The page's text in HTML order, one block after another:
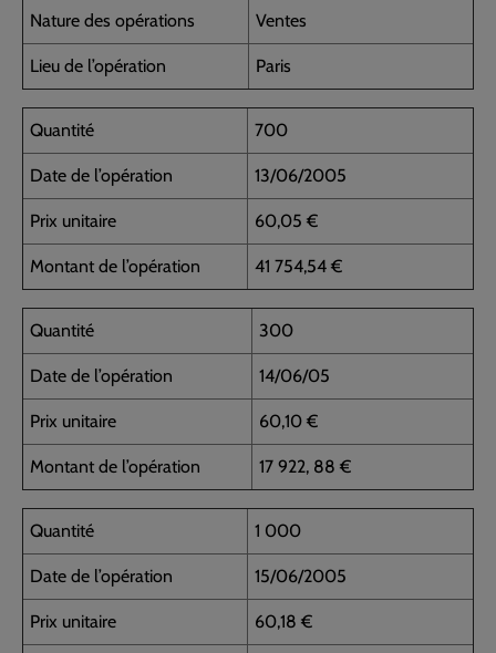
Nature des opérations Ventes
Lieu de l’opération Paris
Quantité 700
Date de l’opération 13/06/2005
Prix unitaire 60,05 €
Montant de l’opération 41 754,54 €
Quantité 300
Date de l’opération 14/06/05
Prix unitaire 60,10 €
Montant de l’opération 17 922, 88 €
Quantité 1 000
Date de l’opération 15/06/2005
Prix unitaire 60,18 €